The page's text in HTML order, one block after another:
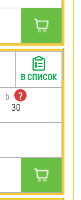
b
?
30
В СПИСОК